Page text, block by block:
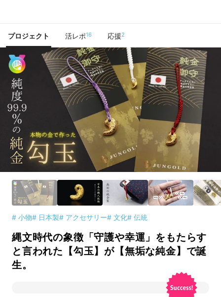
プロジェクト 活レポ16 応援2
# 小物# 日本製# アクセサリー# 文化# 伝統
縄文時代の象徴「守護や幸運」をもたらす
と言われた【勾玉】が【無垢な純金】で誕
生。